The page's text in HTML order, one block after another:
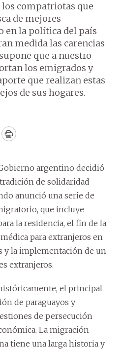
los compatriotas que
de mejores
en la política del país
medida las carencias
que a nuestro
los emigrados y
que realizan estas
de sus hogares.
Print
argentino decidió
de solidaridad
anunció una serie de
que incluye
la residencia, el fin de la
para extranjeros en
y la implementación de un
extranjeros.
el principal
de paraguayos y
de persecución
La migración
tiene una larga historia y